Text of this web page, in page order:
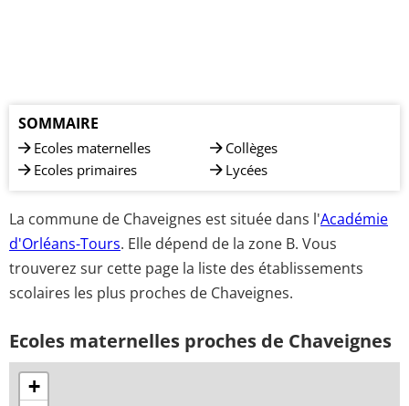
SOMMAIRE
Ecoles maternelles
Ecoles primaires
Collèges
Lycées
La commune de Chaveignes est située dans l'Académie
d'Orléans-Tours. Elle dépend de la zone B. Vous
trouverez sur cette page la liste des établissements
scolaires les plus proches de Chaveignes.
Ecoles maternelles proches de Chaveignes
+